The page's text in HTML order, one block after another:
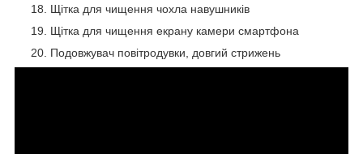
Щітка для чищення чохла навушників
Щітка для чищення екрану камери смартфона
Подовжувач повітродувки, довгий стрижень